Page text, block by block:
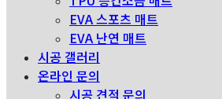
EVA 스포츠 매트
EVA 난연 매트
시공 갤러리
온라인 문의
시공 견적 문의